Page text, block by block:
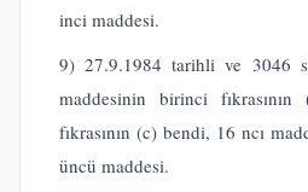
inci maddesi.
9) 27.9.1984 tarihli ve 3046
maddesinin birinci
fıkrasının (c) bendi, 16 ncı
üncü maddesi.